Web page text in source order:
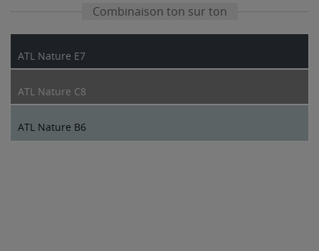
Combinaison ton sur ton
ATL Nature E7
ATL Nature C8
ATL Nature B6